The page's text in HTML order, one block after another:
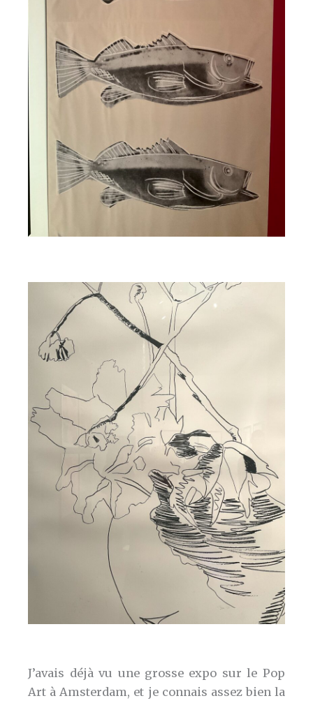
J’avais déjà vu une grosse expo sur le Pop
Art à Amsterdam, et je connais assez bien la